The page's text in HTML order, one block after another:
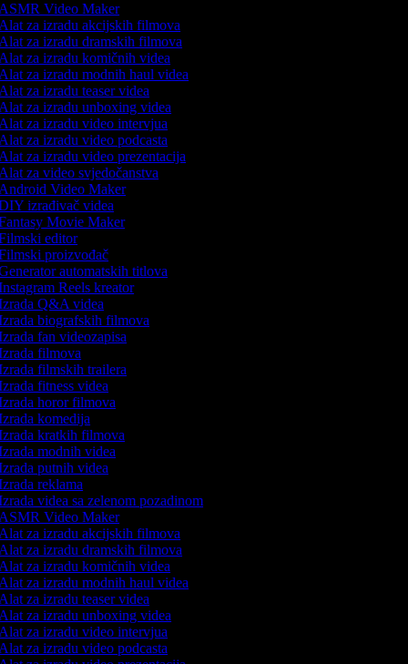
Video Maker
za izradu akcijskih filmova
za izradu dramskih filmova
za izradu komičnih videa
za izradu modnih haul videa
za izradu teaser videa
za izradu unboxing videa
za izradu video intervjua
za izradu video podcasta
za izradu video prezentacija
za video svjedočanstva
Video Maker
izrađivač videa
Movie Maker
editor
proizvođač
automatskih titlova
Reels kreator
Q&A videa
biografskih filmova
fan videozapisa
filmova
filmskih trailera
fitness videa
horor filmova
komedija
kratkih filmova
modnih videa
putnih videa
reklama
videa sa zelenom pozadinom
Video Maker
za izradu akcijskih filmova
za izradu dramskih filmova
za izradu komičnih videa
za izradu modnih haul videa
za izradu teaser videa
za izradu unboxing videa
za izradu video intervjua
za izradu video podcasta